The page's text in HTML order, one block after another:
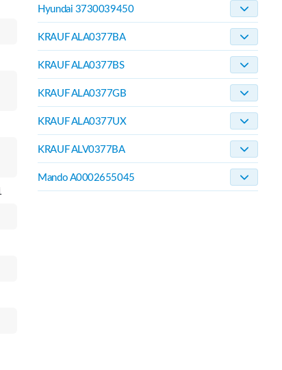
Hyundai 3730039450
KRAUF ALA0377BA
KRAUF ALA0377BS
KRAUF ALA0377GB
KRAUF ALA0377UX
KRAUF ALV0377BA
Mando A0002655045